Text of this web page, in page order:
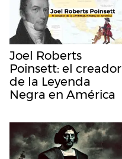
Joel Roberts
Poinsett: el creador
de la Leyenda
Negra en América